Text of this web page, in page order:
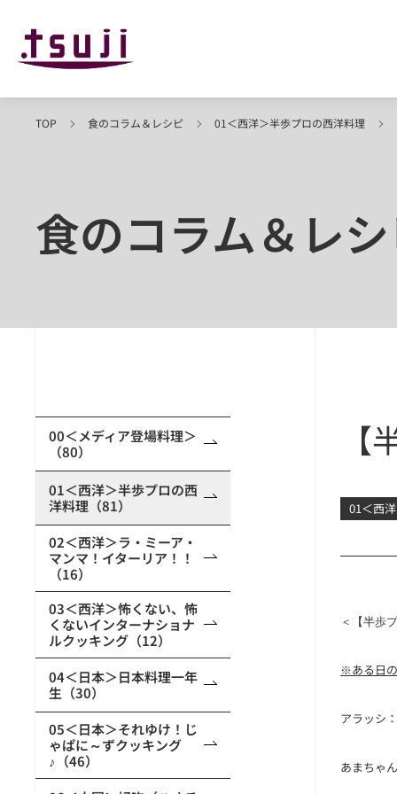
TOP 食のコラム＆レシピ 01＜西洋＞半歩プロの西洋料理
食のコラム＆レ
00＜メディア登場料理＞
（80）
01＜西洋＞半歩プロの西
洋料理（81）
02＜西洋＞ラ・ミーア・
マンマ！イターリア！！
（16）
03＜西洋＞怖くない、怖
くないインターナショナ
ルクッキング（12）
04＜日本＞日本料理一年
生（30）
05＜日本＞それゆけ！じ
ゃぱに～ずクッキング
♪（46）
01＜西
＜【半歩
※ある日
アラッシ
あまちゃん